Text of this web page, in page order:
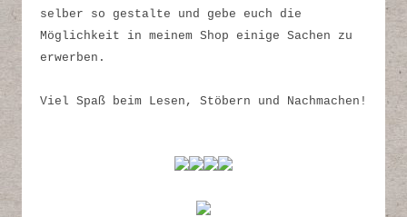
selber so gestalte und gebe euch die
Möglichkeit in meinem Shop einige Sachen zu
erwerben.
Viel Spaß beim Lesen, Stöbern und Nachmachen!